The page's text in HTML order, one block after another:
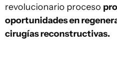
revolucionario proceso
oportunidades en
cirugías reconstructivas.